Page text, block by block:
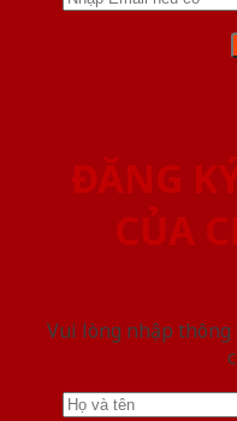
ĐĂNG
CỦA
Vui lòng nhập